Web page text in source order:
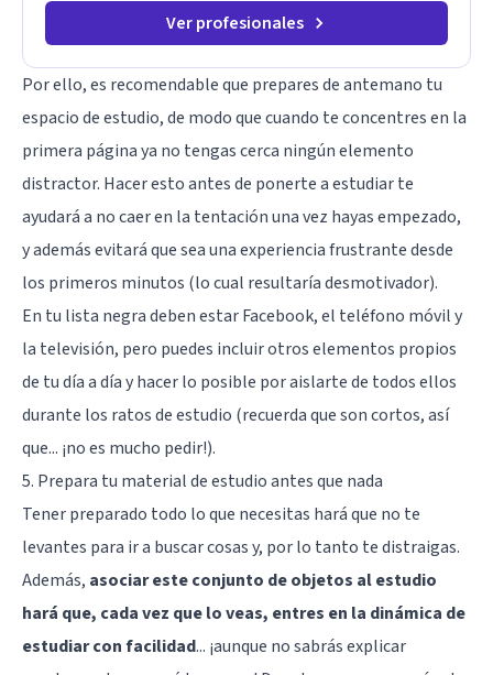
Ver profesionales
Por ello, es recomendable que prepares de antemano tu
espacio de estudio, de modo que cuando te concentres en la
primera página ya no tengas cerca ningún elemento
distractor. Hacer esto antes de ponerte a estudiar te
ayudará a no caer en la tentación una vez hayas empezado,
y además evitará que sea una experiencia frustrante desde
los primeros minutos (lo cual resultaría desmotivador).
En tu lista negradeben estar Facebook, el teléfono móvil y
la televisión, pero puedes incluir otros elementos propios
de tu día a día y hacer lo posible por aislarte de todos ellos
durante los ratos de estudio (recuerda que son cortos, así
que... ¡no es mucho pedir!).
5. Prepara tu material de estudio antes que nada
Tener preparado todo lo que necesitas hará que no te
levantes para ir a buscar cosas y, por lo tanto te distraigas.
Además, asociar este conjunto de objetos al estudio
hará que, cada vez que lo veas, entres en la dinámica de
estudiar con facilidad... ¡aunque no sabrás explicar